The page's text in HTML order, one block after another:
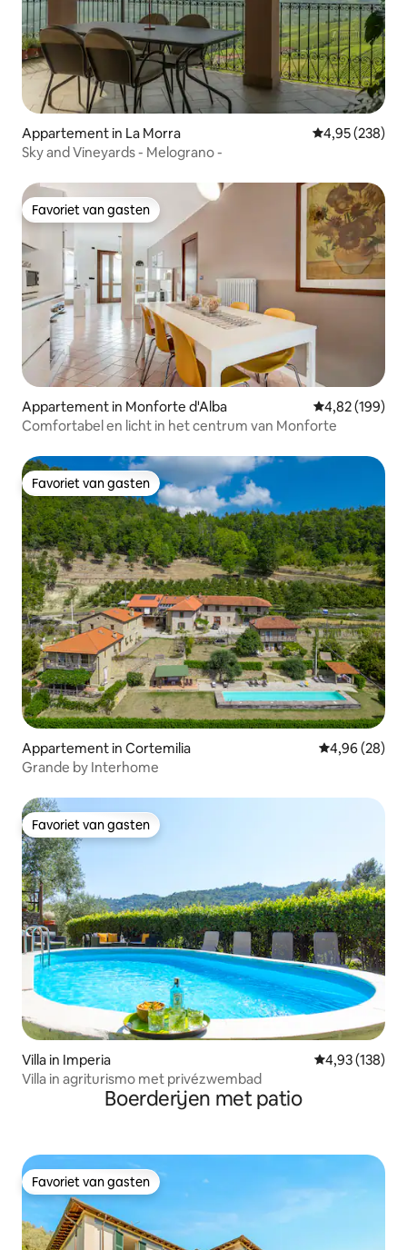
Appartement in La Morra Gemiddelde
4,95 (238)
Sky and Vineyards - Melograno -
Favoriet van gasten
Favoriet van gasten
Appartement in Monforte d'Alba Gemiddelde
4,82 (199)
Comfortabel en licht in het centrum van Monforte
Favoriet van gasten
Favoriet van gasten
Appartement in Cortemilia Gemiddelde
4,96 (28)
Grande by Interhome
Favoriet van gasten
Favoriet van gasten
Villa in Imperia Gemiddelde
4,93 (138)
Villa in agriturismo met privézwembad
Boerderijen met patio
Favoriet van gasten
Favoriet van gasten